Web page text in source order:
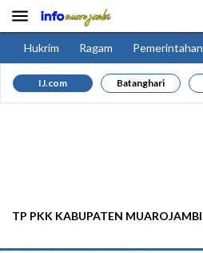

Hukrim Ragam Pemerintahan
IJ.com Batanghari
TP PKK KABUPATEN MUAROJAMBI